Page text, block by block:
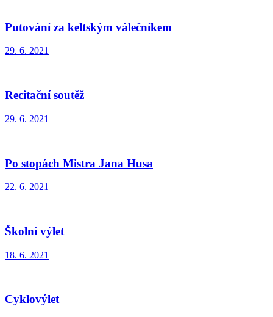
Putování za keltským válečníkem
29. 6. 2021
Recitační soutěž
29. 6. 2021
Po stopách Mistra Jana Husa
22. 6. 2021
Školní výlet
18. 6. 2021
Cyklovýlet